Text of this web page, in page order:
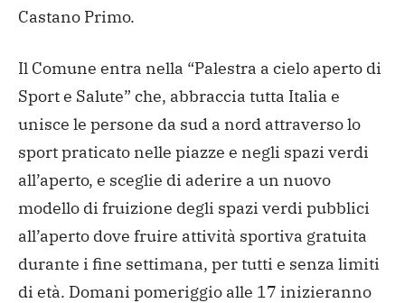
Castano Primo.
Il Comune entra nella “Palestra a cielo aperto di
Sport e Salute” che, abbraccia tutta Italia e
unisce le persone da sud a nord attraverso lo
sport praticato nelle piazze e negli spazi verdi
all’aperto, e sceglie di aderire a un nuovo
modello di fruizione degli spazi verdi pubblici
all’aperto dove fruire attività sportiva gratuita
durante i fine settimana, per tutti e senza limiti
di età. Domani pomeriggio alle 17 inizieranno